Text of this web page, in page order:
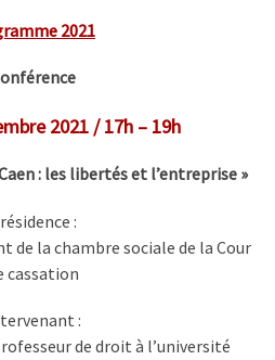
2021
2021 / 17h – 19h
: les libertés et l’entreprise »
:
de la chambre sociale de la Cour
cassation
:
de droit à l’université